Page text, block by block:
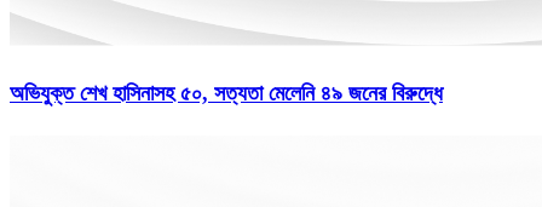
অভিযুক্ত শেখ হাসিনাসহ ৫০, সত্যতা মেলেনি ৪৯ জনের বিরুদ্ধে